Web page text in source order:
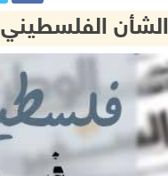
الفلسطيني